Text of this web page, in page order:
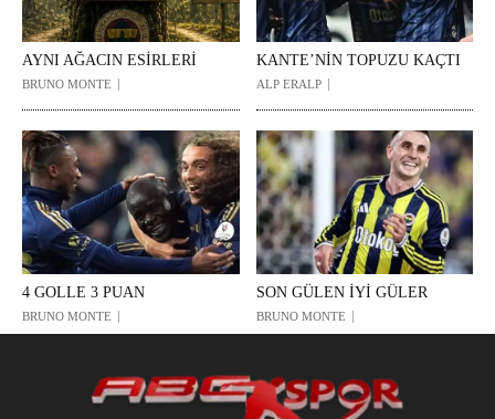
AYNI AĞACIN ESİRLERİ
BRUNO MONTE
KANTE’NİN TOPUZU KAÇTI
ALP ERALP
4 GOLLE 3 PUAN
BRUNO MONTE
SON GÜLEN İYİ GÜLER
BRUNO MONTE